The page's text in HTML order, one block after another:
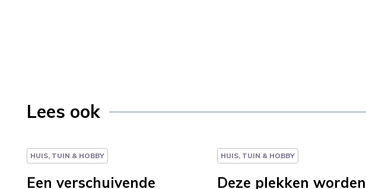
Lees ook
HUIS, TUIN & HOBBY
Een verschuivende
HUIS, TUIN & HOBBY
Deze plekken worden